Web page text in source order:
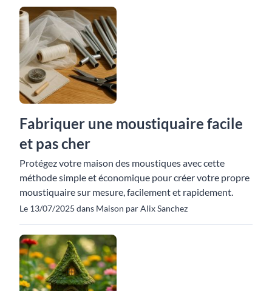
Fabriquer une moustiquaire facile
et pas cher
Protégez votre maison des moustiques avec cette
méthode simple et économique pour créer votre propre
moustiquaire sur mesure, facilement et rapidement.
Le 13/07/2025 dans Maison par Alix Sanchez